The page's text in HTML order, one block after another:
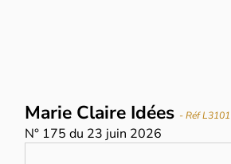
Marie Claire Idées - Réf L3101
N° 175 du 23 juin 2026